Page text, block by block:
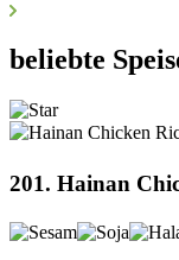
beliebte
201. Hainan